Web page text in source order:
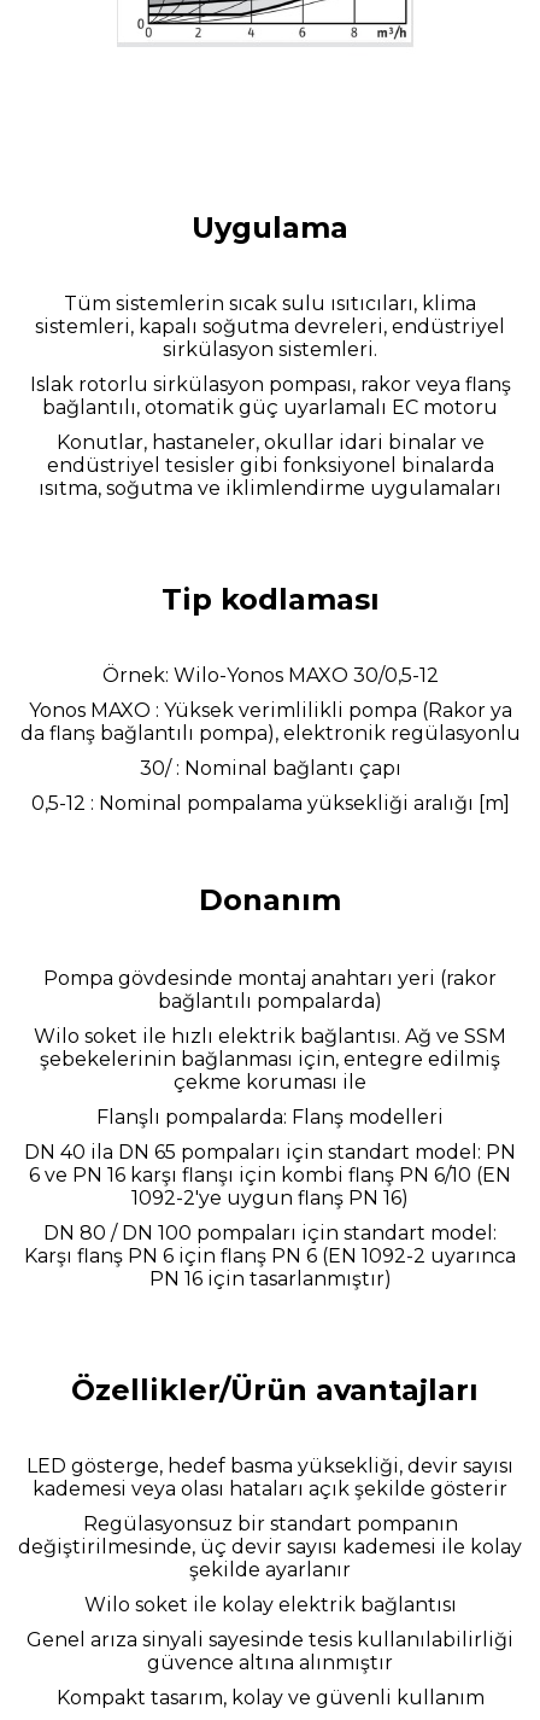
Uygulama
Tüm sistemlerin sıcak sulu ısıtıcıları, klima
sistemleri, kapalı soğutma devreleri, endüstriyel
sirkülasyon sistemleri.
Islak rotorlu sirkülasyon pompası, rakor veya flanş
bağlantılı, otomatik güç uyarlamalı EC motoru
Konutlar, hastaneler, okullar idari binalar ve
endüstriyel tesisler gibi fonksiyonel binalarda
ısıtma, soğutma ve iklimlendirme uygulamaları
Tip kodlaması
Örnek: Wilo-Yonos MAXO 30/0,5-12
Yonos MAXO : Yüksek verimlilikli pompa (Rakor ya
da flanş bağlantılı pompa), elektronik regülasyonlu
30/ : Nominal bağlantı çapı
0,5-12 : Nominal pompalama yüksekliği aralığı [m]
Donanım
Pompa gövdesinde montaj anahtarı yeri (rakor
bağlantılı pompalarda)
Wilo soket ile hızlı elektrik bağlantısı. Ağ ve SSM
şebekelerinin bağlanması için, entegre edilmiş
çekme koruması ile
Flanşlı pompalarda: Flanş modelleri
DN 40 ila DN 65 pompaları için standart model: PN
6 ve PN 16 karşı flanşı için kombi flanş PN 6/10 (EN
1092-2'ye uygun flanş PN 16)
DN 80 / DN 100 pompaları için standart model:
Karşı flanş PN 6 için flanş PN 6 (EN 1092-2 uyarınca
PN 16 için tasarlanmıştır)
Özellikler/Ürün avantajları
LED gösterge, hedef basma yüksekliği, devir sayısı
kademesi veya olası hataları açık şekilde gösterir
Regülasyonsuz bir standart pompanın
değiştirilmesinde, üç devir sayısı kademesi ile kolay
şekilde ayarlanır
Wilo soket ile kolay elektrik bağlantısı
Genel arıza sinyali sayesinde tesis kullanılabilirliği
güvence altına alınmıştır
Kompakt tasarım, kolay ve güvenli kullanım